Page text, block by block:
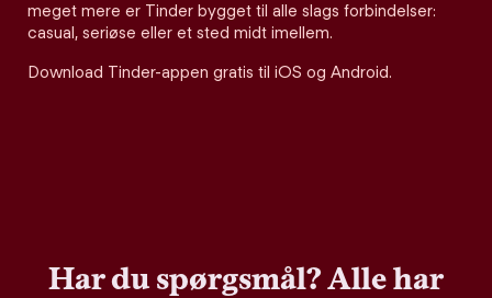
meget mere er Tinder bygget til alle slags forbindelser:
casual, seriøse eller et sted midt imellem.
Download Tinder-appen gratis til iOS og Android.
Har du spørgsmål? Alle har